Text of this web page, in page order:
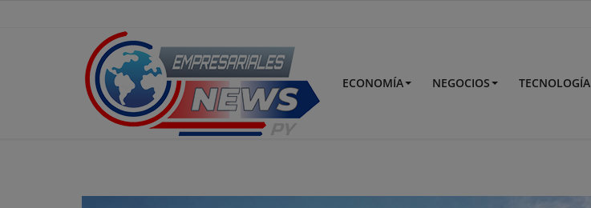
ECONOMÍA NEGOCIOS TECNOLOGÍA